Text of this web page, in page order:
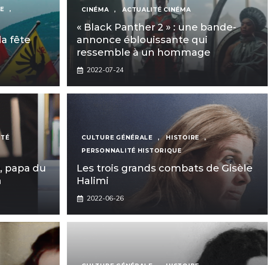
,
fête
CINÉMA , ACTUALITÉ CINÉMA
« Black Panther 2 » : une bande-
annonce éblouissante qui
ressemble à un hommage
2022-07-24
papa du
CULTURE GÉNÉRALE , HISTOIRE
,
PERSONNALITÉ HISTORIQUE
Les trois grands combats de Gisèle
Halimi
2022-06-26